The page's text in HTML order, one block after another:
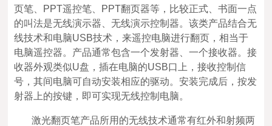
页笔、PPT遥控笔、PPT翻页器等，比较正式、书面一点
的叫法是无线演示器、无线演示控制器。该类产品结合无
线技术和电脑USB技术，来遥控电脑进行翻页，相当于
电脑遥控器。产品通常包含一个发射器、一个接收器。接
收器外观类似U盘，插在电脑的USB口上，接收控制信
号，其间电脑可自动安装相应的驱动。安装完成后，按发
射器上的按键，即可实现无线控制电脑。
激光翻页笔产品所用的无线技术通常有红外和射频两